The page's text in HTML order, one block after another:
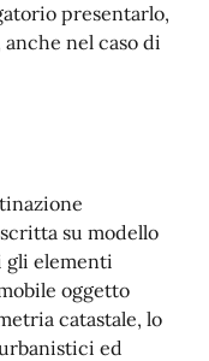
presentarlo,
nel caso di
su modello
gli elementi
oggetto
catastale, lo
ed